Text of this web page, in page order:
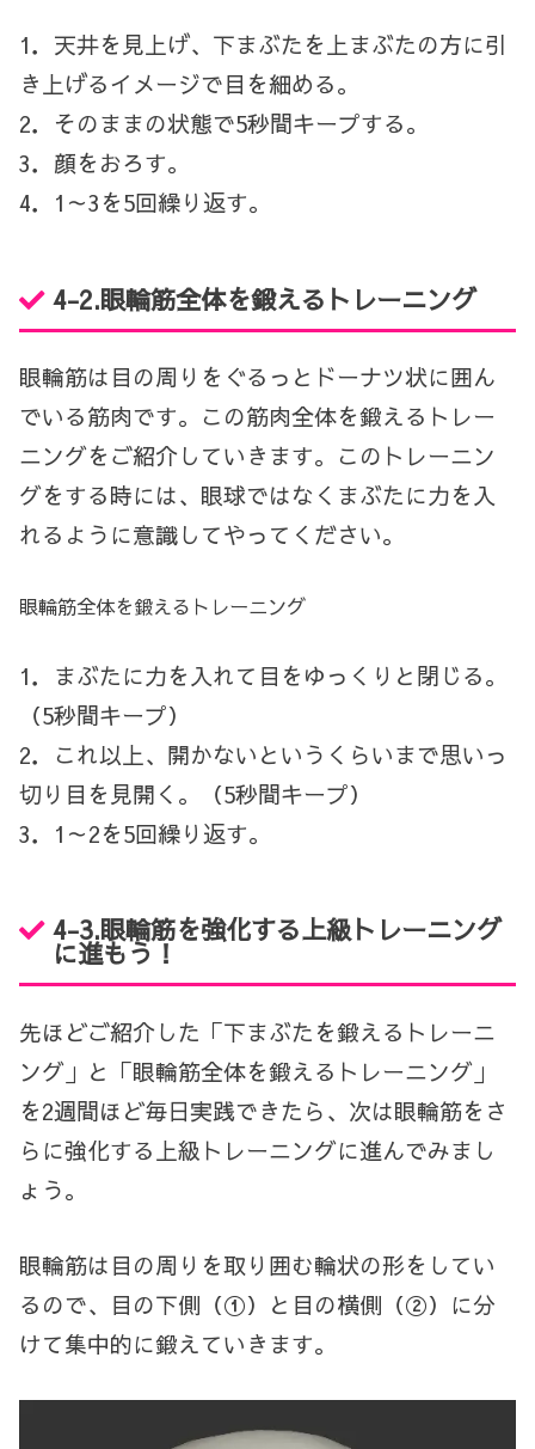
1．天井を見上げ、下まぶたを上まぶたの方に引
き上げるイメージで目を細める。
2．そのままの状態で5秒間キープする。
3．顔をおろす。
4． 1 ～3を5回繰り返す。
4-2.眼輪筋全体を鍛えるトレーニング
眼輪筋は目の周りをぐるっとドーナツ状に囲ん
でいる筋肉です。この筋肉全体を鍛えるトレー
ニングをご紹介していきます。このトレーニン
グをする時には、眼球ではなくまぶたに力を入
れるように意識してやってください。
眼輪筋全体を鍛えるトレーニング
1．まぶたに力を入れて目をゆっくりと閉じる。
（5秒間キープ）
2．これ以上、開かないというくらいまで思いっ
切り目を見開く。（5秒間キープ）
3． 1 ～2を5回繰り返す。
4-3.眼輪筋を強化する上級トレーニング
に進もう！
先ほどご紹介した「下まぶたを鍛えるトレーニ
ング」と「眼輪筋全体を鍛えるトレーニング」
を2週間ほど毎日実践できたら、次は眼輪筋をさ
らに強化する上級トレーニングに進んでみまし
ょう。
眼輪筋は目の周りを取り囲む輪状の形をしてい
るので、目の下側（①）と目の横側（②）に分
けて集中的に鍛えていきます。